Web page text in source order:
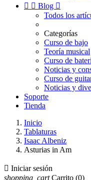
  Blog 
Todos los
Categorías
Curso de bajo
Teoría musical
Curso de
Noticias y
Curso de
Noticias y
Soporte
Tienda
Inicio
Tablaturas
Isaac Albeniz
Asturias in Am
 Iniciar sesión
shopping_cart Carrito (0)